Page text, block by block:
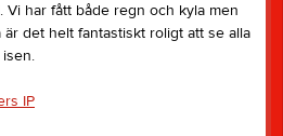
har fått både regn och kyla men
det helt fantastiskt roligt att se alla
IP